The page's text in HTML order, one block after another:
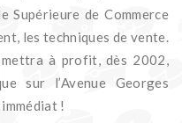
Supérieure de Commerce
les techniques de vente.
mettra à profit, dès 2002,
sur l’Avenue Georges
!